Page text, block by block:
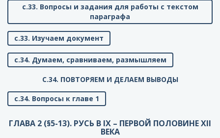
с.33. Вопросы и задания для работы с текстом
параграфа
с.33. Изучаем документ
с.34. Думаем, сравниваем, размышляем
C.34. ПОВТОРЯЕМ И ДЕЛАЕМ ВЫВОДЫ
с.34. Вопросы к главе 1
ГЛАВА 2 (§5-13). РУСЬ В IX – ПЕРВОЙ ПОЛОВИНЕ XII
ВЕКА